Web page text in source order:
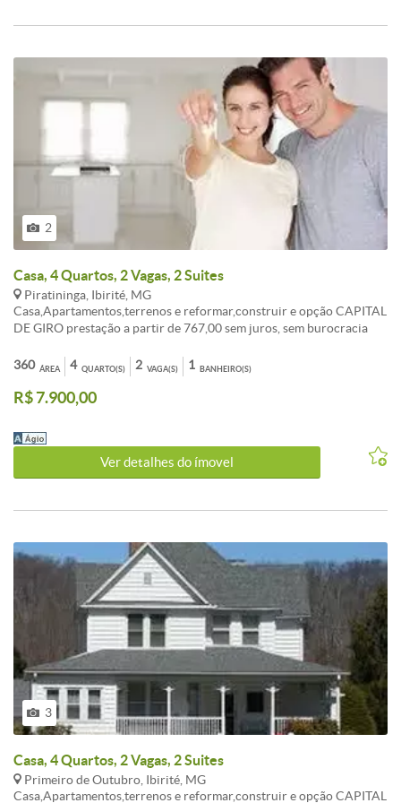
2
Casa, 4 Quartos, 2 Vagas, 2 Suites
Piratininga, Ibirité, MG
Casa,Apartamentos,terrenos e reformar,construir e opção CAPITAL
DE GIRO prestação a partir de 767,00 sem juros, sem burocracia
compra. ATENDIMENTO EM TODO BRASIL. , AUTORIZADO PELO
BANCO CENTRAL. fotos ilustrativo, não contemplado,
OPORTUNIDADE!!! LIGUE AGORA TR:( 31 ) 3495-5224 Celular:
n: 2055 BH-MG
ÁREA
360 QUARTO(S)
4 VAGA(S)
2 BANHEIRO(S)
1
R$ 7.900,00
Ver detalhes do ímovel
3
Casa, 4 Quartos, 2 Vagas, 2 Suites
Primeiro de Outubro, Ibirité, MG
Casa,Apartamentos,terrenos e reformar,construir e opção CAPITAL